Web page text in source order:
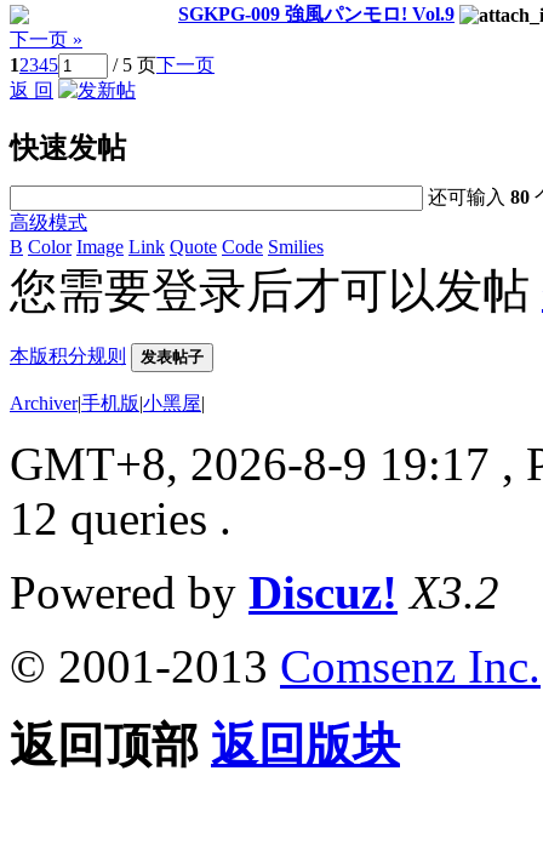
SGKPG-009 強風パンモロ! Vol.9
下一页 »
12345 / 5 页下一页
返 回
快速发帖
还可输入80
高级模式
B Color Image Link Quote Code Smilies
您需要登录后才可以发帖
本版积分规则 发表帖子
Archiver|手机版|小黑屋|
GMT+8, 2026-8-9 19:17 ,
12 queries .
Powered by Discuz! X3.2
© 2001-2013 Comsenz Inc.
返回顶部 返回版块